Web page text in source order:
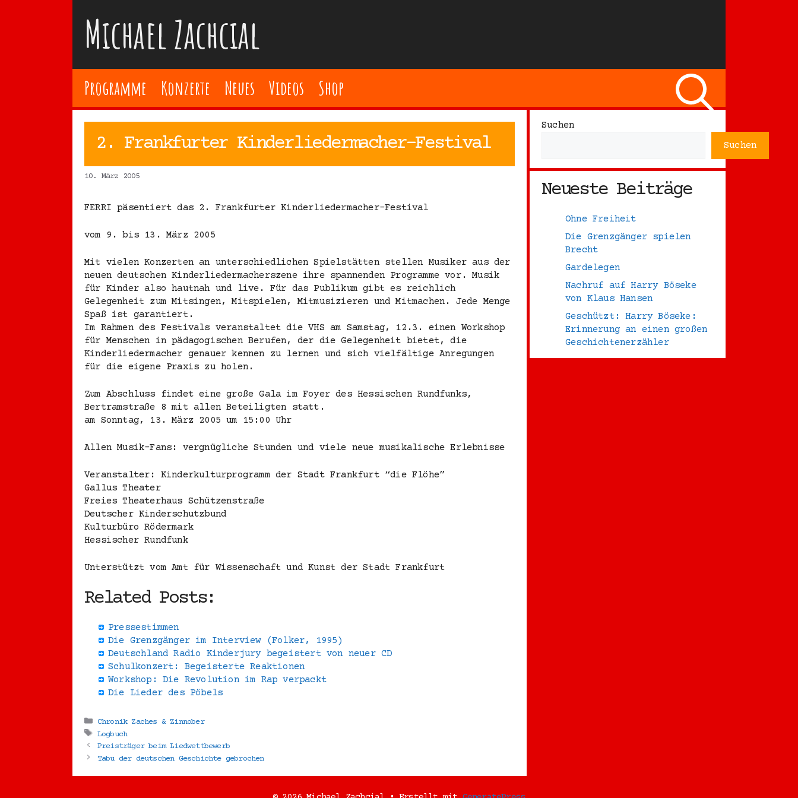
Michael Zachcial
Programme Konzerte Neues Videos Shop
2. Frankfurter Kinderliedermacher-Festival
10. März 2005
FERRI päsentiert das 2. Frankfurter Kinderliedermacher-Festival
vom 9. bis 13. März 2005
Mit vielen Konzerten an unterschiedlichen Spielstätten stellen Musiker aus der
neuen deutschen Kinderliedermacherszene ihre spannenden Programme vor. Musik
für Kinder also hautnah und live. Für das Publikum gibt es reichlich
Gelegenheit zum Mitsingen, Mitspielen, Mitmusizieren und Mitmachen. Jede Menge
Spaß ist garantiert.
Im Rahmen des Festivals veranstaltet die VHS am Samstag, 12.3. einen Workshop
für Menschen in pädagogischen Berufen, der die Gelegenheit bietet, die
Kinderliedermacher genauer kennen zu lernen und sich vielfältige Anregungen
für die eigene Praxis zu holen.
Zum Abschluss findet eine große Gala im Foyer des Hessischen Rundfunks,
Bertramstraße 8 mit allen Beteiligten statt.
am Sonntag, 13. März 2005 um 15:00 Uhr
Allen Musik-Fans: vergnügliche Stunden und viele neue musikalische Erlebnisse
Veranstalter: Kinderkulturprogramm der Stadt Frankfurt “die Flöhe”
Gallus Theater
Freies Theaterhaus Schützenstraße
Deutscher Kinderschutzbund
Kulturbüro Rödermark
Hessischer Rundfunk
Unterstützt vom Amt für Wissenschaft und Kunst der Stadt Frankfurt
Related Posts:
Pressestimmen
Die Grenzgänger im Interview (Folker, 1995)
Deutschland Radio Kinderjury begeistert von neuer CD
Schulkonzert: Begeisterte Reaktionen
Workshop: Die Revolution im Rap verpackt
Die Lieder des Pöbels
Kategorien
Chronik Zaches & Zinnober
Schlagwörter
Logbuch
Preisträger beim Liedwettbewerb
Tabu der deutschen Geschichte gebrochen
Suchen
Suchen
Neueste Beiträge
Ohne Freiheit
Die Grenzgänger spielen
Brecht
Gardelegen
Nachruf auf Harry Böseke
von Klaus Hansen
Geschützt: Harry Böseke:
Erinnerung an einen großen
Geschichtenerzähler